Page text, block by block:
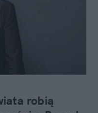
robią